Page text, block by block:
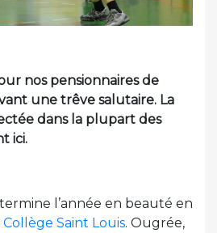
nos pensionnaires de
une trêve salutaire. La
dans la plupart des
ici.
termine l’année en beauté en
Collège Saint Louis. Ougrée,